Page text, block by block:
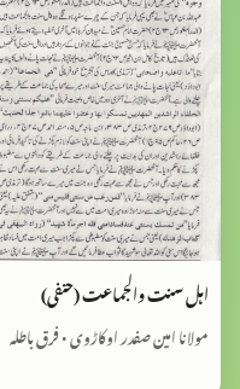
اہل سنت والجماعت (حنفی)
مولانا امین صفدر اوکاڑوی • فرق باطلہ